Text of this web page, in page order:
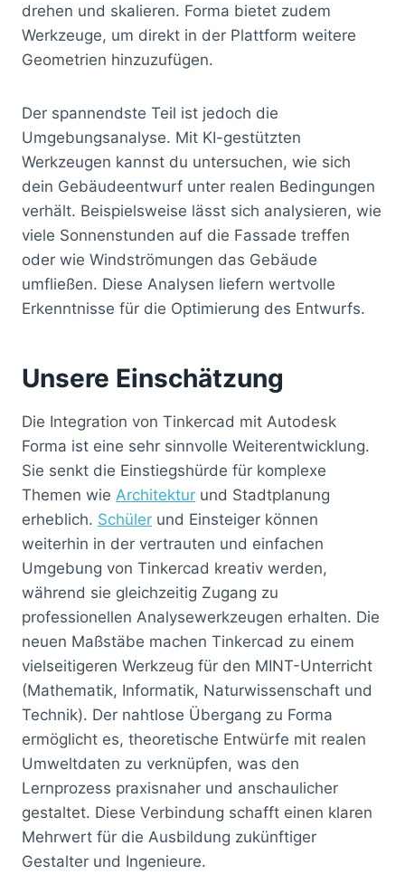
drehen und skalieren. Forma bietet zudem
Werkzeuge, um direkt in der Plattform weitere
Geometrien hinzuzufügen.
Der spannendste Teil ist jedoch die
Umgebungsanalyse. Mit KI-gestützten
Werkzeugen kannst du untersuchen, wie sich
dein Gebäudeentwurf unter realen Bedingungen
verhält. Beispielsweise lässt sich analysieren, wie
viele Sonnenstunden auf die Fassade treffen
oder wie Windströmungen das Gebäude
umfließen. Diese Analysen liefern wertvolle
Erkenntnisse für die Optimierung des Entwurfs.
Unsere Einschätzung
Die Integration von Tinkercad mit Autodesk
Forma ist eine sehr sinnvolle Weiterentwicklung.
Sie senkt die Einstiegshürde für komplexe
Themen wie Architektur und Stadtplanung
erheblich. Schüler und Einsteiger können
weiterhin in der vertrauten und einfachen
Umgebung von Tinkercad kreativ werden,
während sie gleichzeitig Zugang zu
professionellen Analysewerkzeugen erhalten. Die
neuen Maßstäbe machen Tinkercad zu einem
vielseitigeren Werkzeug für den MINT-Unterricht
(Mathematik, Informatik, Naturwissenschaft und
Technik). Der nahtlose Übergang zu Forma
ermöglicht es, theoretische Entwürfe mit realen
Umweltdaten zu verknüpfen, was den
Lernprozess praxisnaher und anschaulicher
gestaltet. Diese Verbindung schafft einen klaren
Mehrwert für die Ausbildung zukünftiger
Gestalter und Ingenieure.